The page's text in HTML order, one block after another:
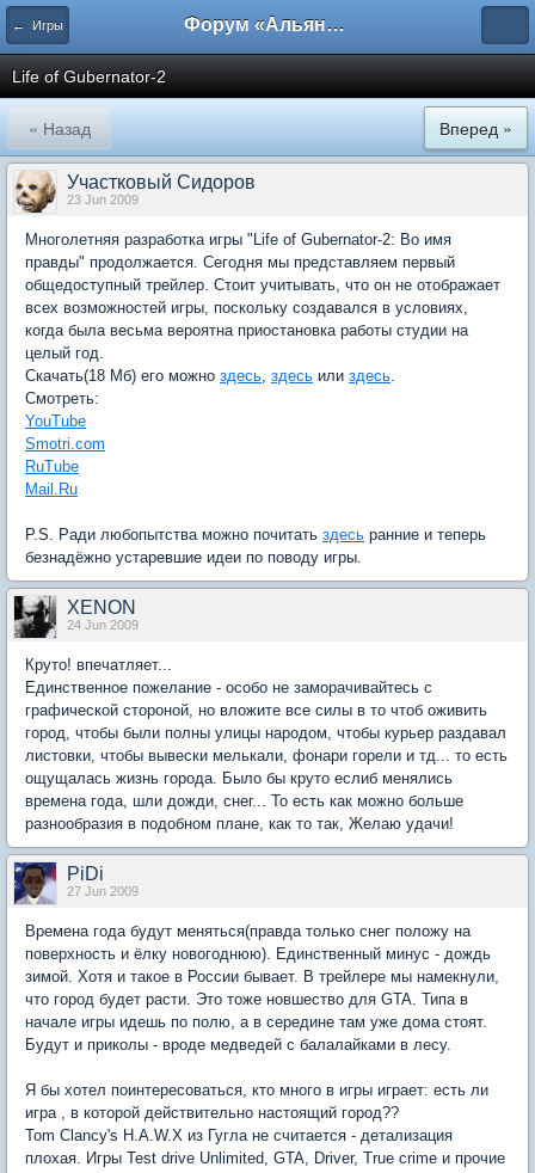
← Игры Форум «Альянса вольных переводчиков»
Life of Gubernator-2
« Назад Вперед »
Участковый Сидоров
23 Jun 2009
Многолетняя разработка игры "Life of Gubernator-2: Во имя
правды" продолжается. Сегодня мы представляем первый
общедоступный трейлер. Стоит учитывать, что он не отображает
всех возможностей игры, поскольку создавался в условиях,
когда была весьма вероятна приостановка работы студии на
целый год.
Скачать(18 Мб) его можно здесь, здесь или здесь.
Смотреть:
YouTube
Smotri.com
RuTube
Mail.Ru
P.S. Ради любопытства можно почитать здесь ранние и теперь
безнадёжно устаревшие идеи по поводу игры.
XENON
24 Jun 2009
Круто! впечатляет...
Единственное пожелание - особо не заморачивайтесь с
графической стороной, но вложите все силы в то чтоб оживить
город, чтобы были полны улицы народом, чтобы курьер раздавал
листовки, чтобы вывески мелькали, фонари горели и тд... то есть
ощущалась жизнь города. Было бы круто еслиб менялись
времена года, шли дожди, снег... То есть как можно больше
разнообразия в подобном плане, как то так, Желаю удачи!
PiDi
27 Jun 2009
Времена года будут меняться(правда только снег положу на
поверхность и ёлку новогоднюю). Единственный минус - дождь
зимой. Хотя и такое в России бывает. В трейлере мы намекнули,
что город будет расти. Это тоже новшество для GTA. Типа в
начале игры идешь по полю, а в середине там уже дома стоят.
Будут и приколы - вроде медведей с балалайками в лесу.
Я бы хотел поинтересоваться, кто много в игры играет: есть ли
игра , в которой действительно настоящий город??
Tom Clancy's H.A.W.X из Гугла не считается - детализация
плохая. Игры Test drive Unlimited, GTA, Driver, True crime и прочие